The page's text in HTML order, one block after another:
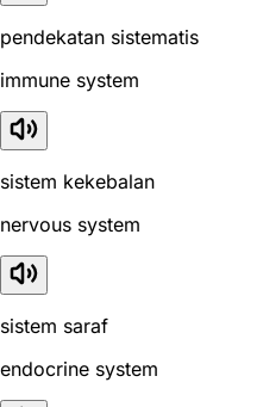
pendekatan sistematis
immune system
sistem kekebalan
nervous system
sistem saraf
endocrine system